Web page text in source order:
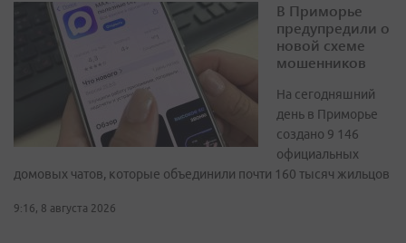
В Приморье
предупредили о
новой схеме
мошенников
На сегодняшний
день в Приморье
создано 9 146
официальных
домовых чатов, которые объединили почти 160 тысяч жильцов
9:16, 8 августа 2026